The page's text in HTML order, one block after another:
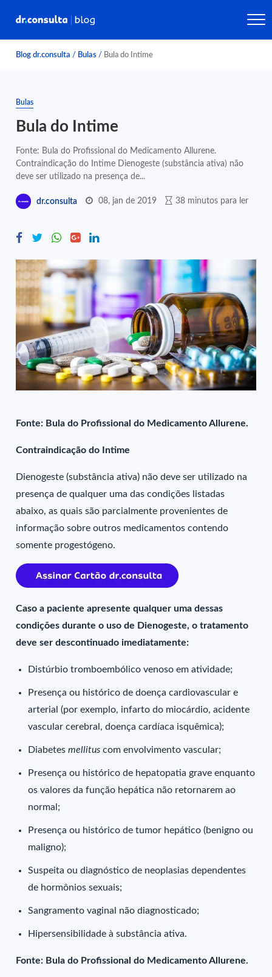
Blog dr.consulta / Bulas / Bula do Intime
Bulas
Bula do Intime
Fonte: Bula do Profissional do Medicamento Allurene.
Contraindicação do Intime Dienogeste (substância ativa) não
deve ser utilizado na presença de...
dr.consulta 08, jan de 2019 38 minutos para ler
Fonte: Bula do Profissional do Medicamento Allurene.
Contraindicação do Intime
Dienogeste (substância ativa) não deve ser utilizado na
presença de qualquer uma das condições listadas
abaixo, as quais são parcialmente provenientes de
informação sobre outros medicamentos contendo
somente progestógeno.
Caso a paciente apresente qualquer uma dessas
condições durante o uso de Dienogeste, o tratamento
deve ser descontinuado imediatamente:
Distúrbio tromboembólico venoso em atividade;
Presença ou histórico de doença cardiovascular e
arterial (por exemplo, infarto do miocárdio, acidente
vascular cerebral, doença cardíaca isquêmica);
Diabetesmellitus com envolvimento vascular;
Presença ou histórico de hepatopatia grave enquanto
os valores da função hepática não retornarem ao
normal;
Presença ou histórico de tumor hepático (benigno ou
maligno);
Suspeita ou diagnóstico de neoplasias dependentes
de hormônios sexuais;
Sangramento vaginal não diagnosticado;
Hipersensibilidade à substância ativa.
Fonte: Bula do Profissional do Medicamento Allurene.